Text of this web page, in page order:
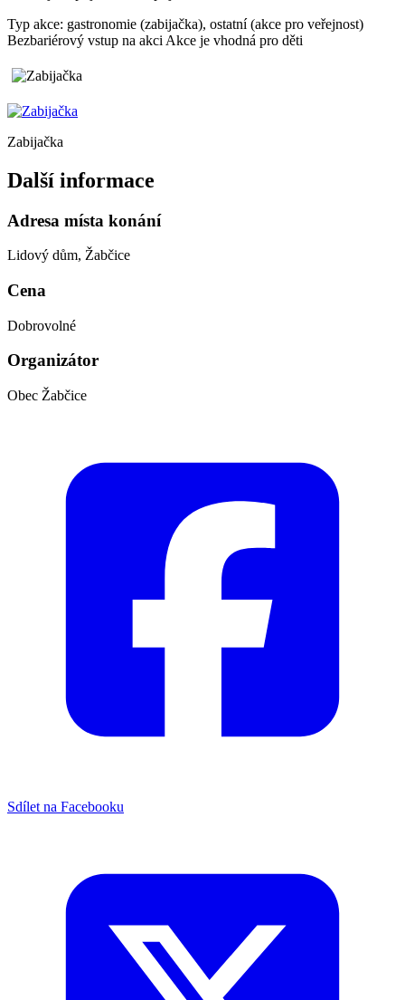
Typ akce: gastronomie (zabijačka), ostatní (akce pro veřejnost)
Bezbariérový vstup na akci Akce je vhodná pro děti
Zabijačka
Další informace
Adresa místa konání
Lidový dům, Žabčice
Cena
Dobrovolné
Organizátor
Obec Žabčice
Sdílet na Facebooku